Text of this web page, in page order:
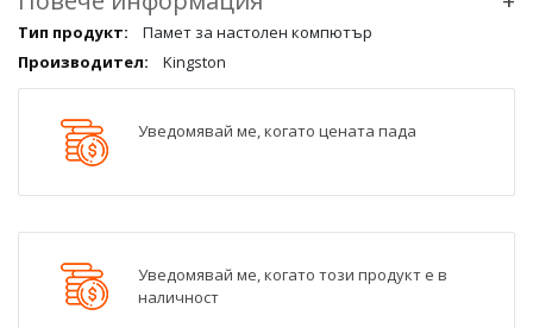
Повече
информация
qqq
Памет за настолен компютър
Kingston
Уведомявай ме, когато цената пада
Уведомявай ме, когато този продукт е в
наличност